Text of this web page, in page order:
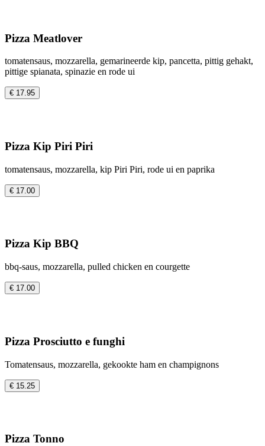
Pizza Meatlover
tomatensaus, mozzarella, gemarineerde kip, pancetta, pittig gehakt,
pittige spianata, spinazie en rode ui
€ 17.95
Pizza Kip Piri Piri
tomatensaus, mozzarella, kip Piri Piri, rode ui en paprika
€ 17.00
Pizza Kip BBQ
bbq-saus, mozzarella, pulled chicken en courgette
€ 17.00
Pizza Prosciutto e funghi
Tomatensaus, mozzarella, gekookte ham en champignons
€ 15.25
Pizza Tonno